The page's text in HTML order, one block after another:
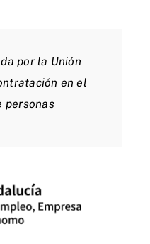
por la Unión
en el
personas